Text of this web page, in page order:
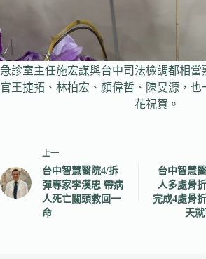
急診室主任施宏謀與台中司法檢調都相當
官王捷拓、林柏宏、顏偉哲、陳旻源，
花祝賀。
上一
台中智慧醫院4/拆
彈專家李漢忠 帶病
人死亡關頭救回一
命
台中智慧
人多處骨
完成4處骨
天